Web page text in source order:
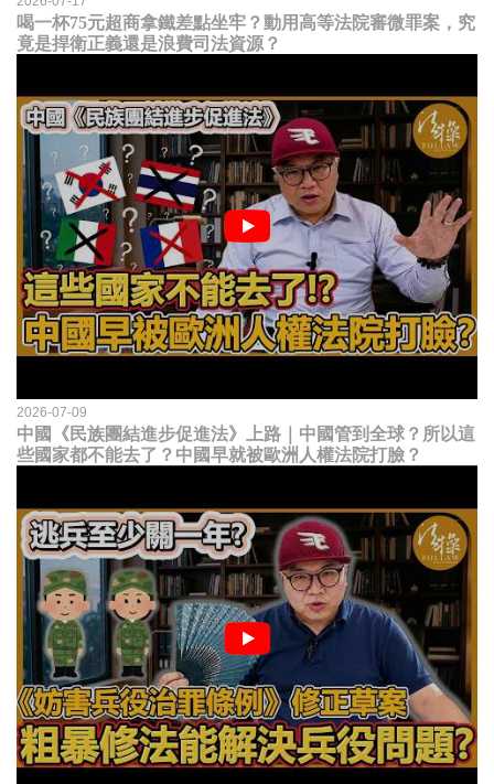
喝一杯75元超商拿鐵差點坐牢？動用高等法院審微罪案，究
竟是捍衛正義還是浪費司法資源？
2026-07-09
中國《民族團結進步促進法》上路｜中國管到全球？所以這
些國家都不能去了？中國早就被歐洲人權法院打臉？